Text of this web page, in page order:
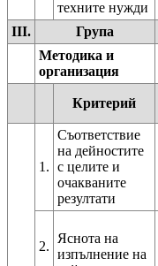
III. Група
Методика и
организация
Критерий
1.
Съответствие
на дейностите
с целите и
очакваните
резултати
2.
Яснота на
изпълнение на